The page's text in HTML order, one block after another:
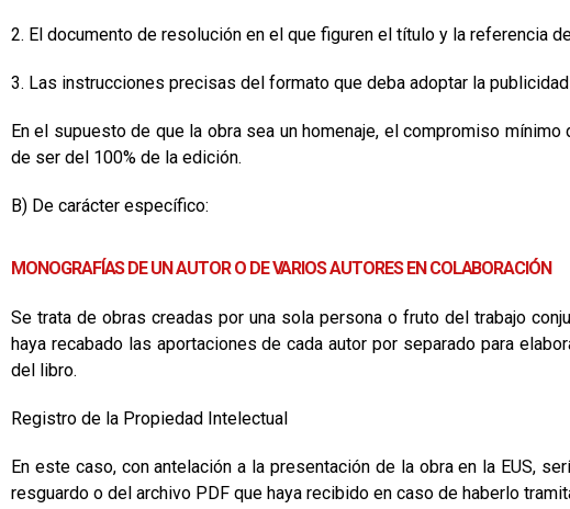
2. El documento de resolución en el que figuren el título y la referencia
3. Las instrucciones precisas del formato que deba adoptar la
En el supuesto de que la obra sea un homenaje, el compromiso
de ser del 100% de la edición.
B) De carácter específico:
MONOGRAFÍAS DE UN AUTOR O DE VARIOS AUTORES EN COLABORACIÓN
Se trata de obras creadas por una sola persona o fruto del trabajo
haya recabado las aportaciones de cada autor por separado para
del libro.
Registro de la Propiedad Intelectual
En este caso, con antelación a la presentación de la obra en la EUS,
resguardo o del archivo PDF que haya recibido en caso de haberlo